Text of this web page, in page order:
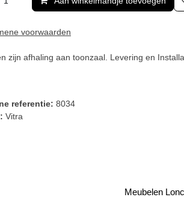
voorwaarden
zijn afhaling aan toonzaal. Levering en
referentie: